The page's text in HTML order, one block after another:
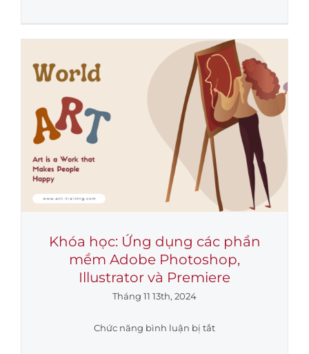
THUYẾT
TRÌNH
HIỆU
QUẢ”
Tại
Công
ty
Cổ
phần
Phân
Bón
Dầu
Cà
Mau
Khóa học: Ứng dụng các phần
mềm Adobe Photoshop,
Illustrator và Premiere
Tháng 11 13th, 2024
Chức năng bình luận bị tắtở